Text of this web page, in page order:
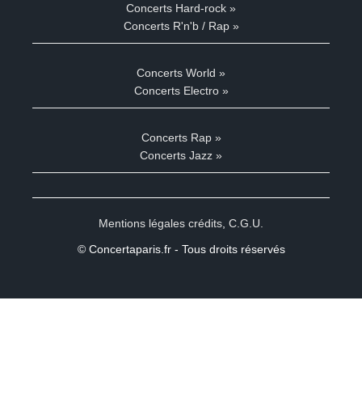
Concerts Hard-rock »
Concerts R'n'b / Rap »
Concerts World »
Concerts Electro »
Concerts Rap »
Concerts Jazz »
Mentions légales crédits C.G.U.
© Concertaparis.fr - Tous droits réservés